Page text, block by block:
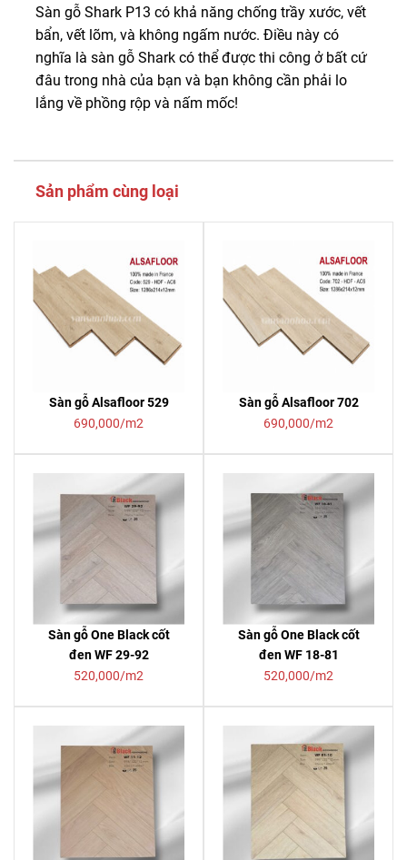
Sàn gỗ Shark P13 có khả năng chống trầy xước, vết
bẩn, vết lõm, và không ngấm nước. Điều này có
nghĩa là sàn gỗ Shark có thể được thi công ở bất cứ
đâu trong nhà của bạn và bạn không cần phải lo
lắng về phồng rộp và nấm mốc!
Sản phẩm cùng loại
Sàn gỗ Alsafloor 529
690,000/m2
Sàn gỗ Alsafloor 702
690,000/m2
Sàn gỗ One Black cốt
đen WF 29-92
520,000/m2
Sàn gỗ One Black cốt
đen WF 18-81
520,000/m2